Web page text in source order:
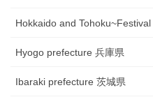
Hokkaido and Tohoku~Festival
Hyogo prefecture 兵庫県
Ibaraki prefecture 茨城県